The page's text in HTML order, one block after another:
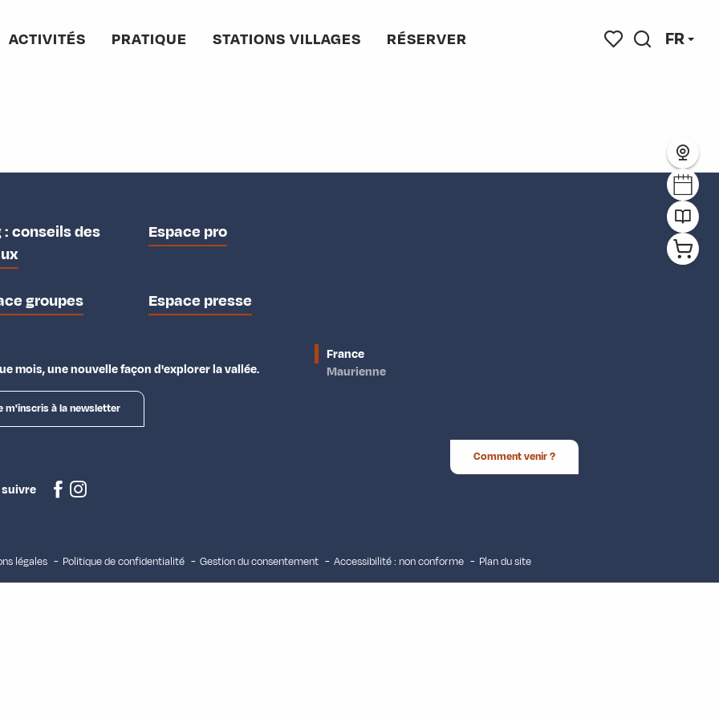
FR
ACTIVITÉS PRATIQUE STATIONS VILLAGES RÉSERVER
favoris
: conseils des
Espace pro
groupes Espace presse
mois, une nouvelle façon d'explorer la vallée.
m'inscris à la newsletter
France
Maurienne
Comment venir ?
légales Politique de confidentialité Gestion du consentement Accessibilité : non conforme Plan du site